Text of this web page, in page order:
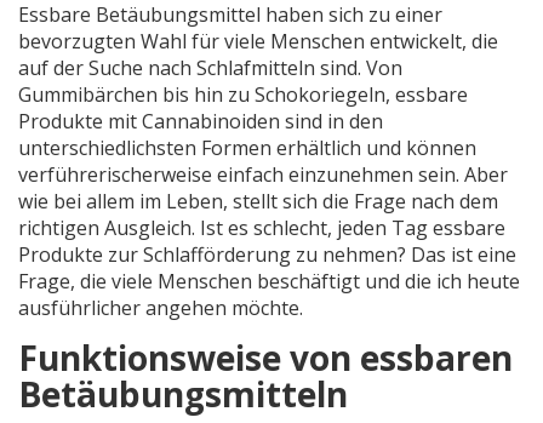
Essbare Betäubungsmittel haben sich zu einer
bevorzugten Wahl für viele Menschen entwickelt, die
auf der Suche nach Schlafmitteln sind. Von
Gummibärchen bis hin zu Schokoriegeln, essbare
Produkte mit Cannabinoiden sind in den
unterschiedlichsten Formen erhältlich und können
verführerischerweise einfach einzunehmen sein. Aber
wie bei allem im Leben, stellt sich die Frage nach dem
richtigen Ausgleich. Ist es schlecht, jeden Tag essbare
Produkte zur Schlafförderung zu nehmen? Das ist eine
Frage, die viele Menschen beschäftigt und die ich heute
ausführlicher angehen möchte.
Funktionsweise von essbaren
Betäubungsmitteln